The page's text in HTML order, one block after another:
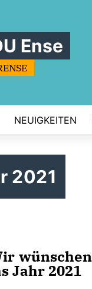
Ense
NEUIGKEITEN
2021
Jahr 2021